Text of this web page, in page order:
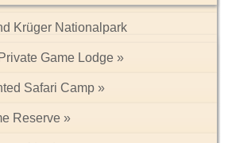
Krüger Nationalpark
Game Lodge
Safari Camp
Reserve